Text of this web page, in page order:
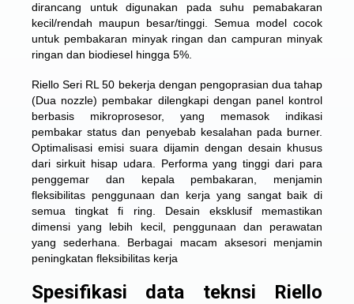
dirancang untuk digunakan pada suhu pemabakaran
kecil/rendah maupun besar/tinggi. Semua model cocok
untuk pembakaran minyak ringan dan campuran minyak
ringan dan biodiesel hingga 5%.
Riello Seri RL 50 bekerja dengan pengoprasian dua tahap
(Dua nozzle) pembakar dilengkapi dengan panel kontrol
berbasis mikroprosesor, yang memasok indikasi
pembakar status dan penyebab kesalahan pada burner.
Optimalisasi emisi suara dijamin dengan desain khusus
dari sirkuit hisap udara. Performa yang tinggi dari para
penggemar dan kepala pembakaran, menjamin
fleksibilitas penggunaan dan kerja yang sangat baik di
semua tingkat fi ring. Desain eksklusif memastikan
dimensi yang lebih kecil, penggunaan dan perawatan
yang sederhana. Berbagai macam aksesori menjamin
peningkatan fleksibilitas kerja
Spesifikasi data teknsi Riello